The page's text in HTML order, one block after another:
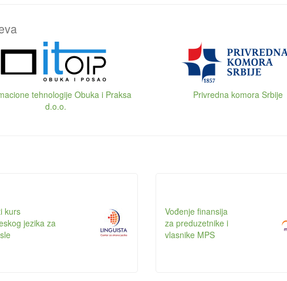
tehnologije Obuka i Praksa
d.o.o.
Privredna komora Srbije
kurs
jezika za
Vođenje finansija
za preduzetnike i
vlasnike MPS